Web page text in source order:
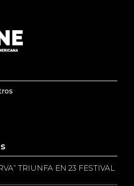
TRIUNFA EN 23 FESTIVAL